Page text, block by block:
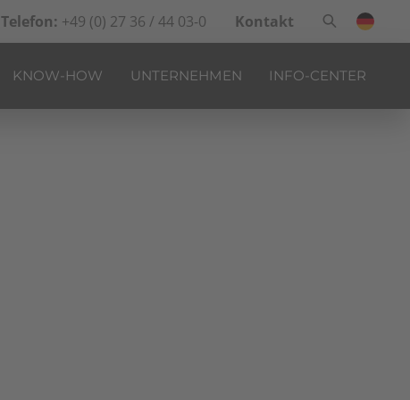
Telefon: +49 (0) 27 36 / 44 03-0 Kontakt
KNOW-HOW UNTERNEHMEN INFO-CENTER